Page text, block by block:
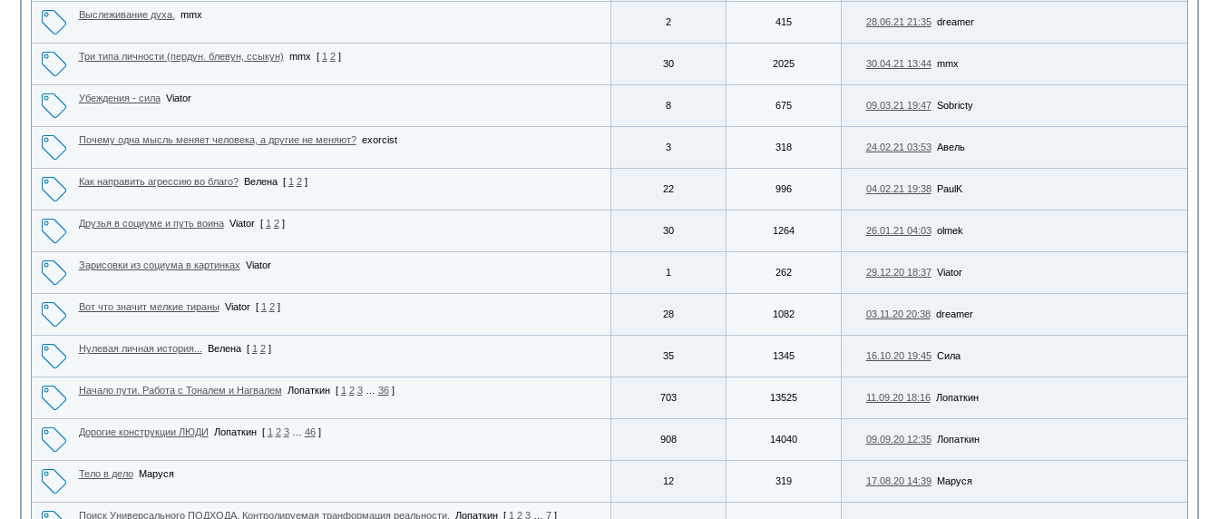
Выслеживание духа. mmx
2 415 28.06.21 21:35 dreamer
Три типа личности (пердун. блевун, ссыкун) mmx [ 1 2 ]
30 2025 30.04.21 13:44 mmx
Убеждения - сила Viator
8 675 09.03.21 19:47 Sobricty
Почему одна мысль меняет человека, а другие не меняют? exorcist
3 318 24.02.21 03:53 Авель
Как направить агрессию во благо? Велена [ 1 2 ]
22 996 04.02.21 19:38 PaulK
Друзья в социуме и путь воина Viator [ 1 2 ]
30 1264 26.01.21 04:03 olmek
Зарисовки из социума в картинках Viator
1 262 29.12.20 18:37 Viator
Вот что значит мелкие тираны Viator [ 1 2 ]
28 1082 03.11.20 20:38 dreamer
Нулевая личная история... Велена [ 1 2 ]
35 1345 16.10.20 19:45 Сила
Начало пути. Работа с Тоналем и Нагвалем Лопаткин [ 1 2 3 36 ]
703 13525 11.09.20 18:16 Лопаткин
Дорогие конструкции ЛЮДИ Лопаткин [ 1 2 3 46 ]
908 14040 09.09.20 12:35 Лопаткин
Тело в дело Маруся
12 319 17.08.20 14:39 Маруся
Поиск Универсального ПОДХОДА. Контролируемая транформация реальности. Лопаткин [ 1 2 3 7 ]